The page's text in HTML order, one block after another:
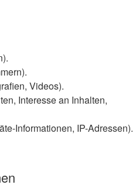
Videos).
Interesse an Inhalten,
Informationen, IP-Adressen).